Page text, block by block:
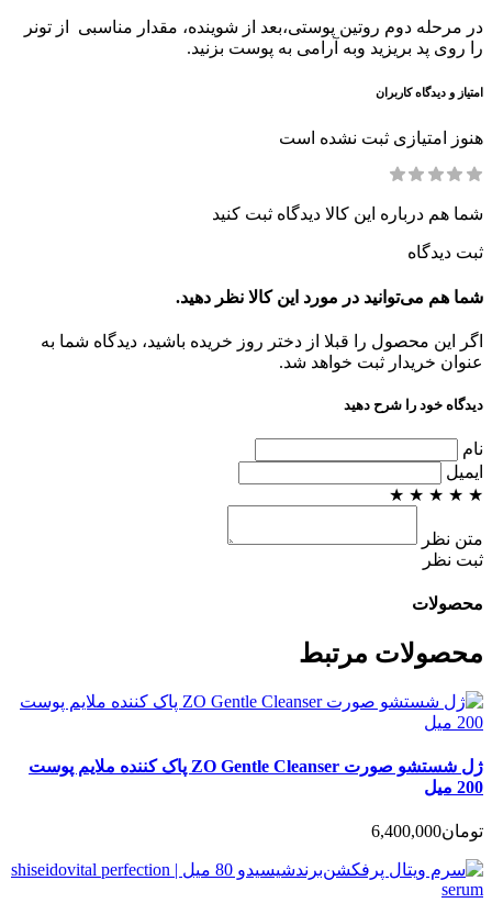
در مرحله دوم روتین پوستی،بعد از شوینده، مقدار مناسبی از تونر
را روی پد بریزید وبه آرامی به پوست بزنید.
امتیاز و دیدگاه کاربران
هنوز امتیازی ثبت نشده است
شما هم درباره این کالا دیدگاه ثبت کنید
ثبت دیدگاه
شما هم می‌توانید در مورد این کالا نظر دهید.
اگر این محصول را قبلا از دختر روز خریده باشید، دیدگاه شما به
عنوان خریدار ثبت خواهد شد.
دیدگاه خود را شرح دهید
نام
ایمیل
★
★
★
★
★
متن نظر
ثبت نظر
محصولات
محصولات مرتبط
ژل شستشو صورت ZO Gentle Cleanser پاک کننده ملایم پوست
200 میل
تومان6,400,000